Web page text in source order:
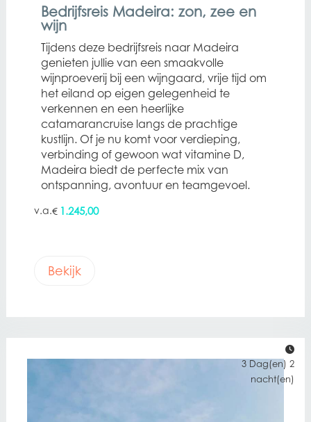
Bedrijfsreis Madeira: zon, zee en
wijn
Tijdens deze bedrijfsreis naar Madeira
genieten jullie van een smaakvolle
wijnproeverij bij een wijngaard, vrije tijd om
het eiland op eigen gelegenheid te
verkennen en een heerlijke
catamarancruise langs de prachtige
kustlijn. Of je nu komt voor verdieping,
verbinding of gewoon wat vitamine D,
Madeira biedt de perfecte mix van
ontspanning, avontuur en teamgevoel.
€ 1.245,00
Bekijk
3 Dag(en) 2
nacht(en)